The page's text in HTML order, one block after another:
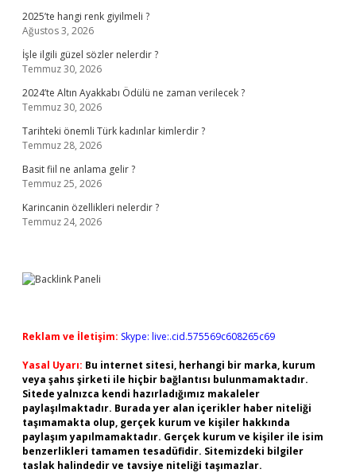
2025’te hangi renk giyilmeli ?
Ağustos 3, 2026
İşle ilgili güzel sözler nelerdir ?
Temmuz 30, 2026
2024’te Altın Ayakkabı Ödülü ne zaman verilecek ?
Temmuz 30, 2026
Tarihteki önemli Türk kadınlar kimlerdir ?
Temmuz 28, 2026
Basit fiil ne anlama gelir ?
Temmuz 25, 2026
Karincanin özellikleri nelerdir ?
Temmuz 24, 2026
Reklam ve İletişim: Skype: live:.cid.575569c608265c69
Yasal Uyarı: Bu internet sitesi, herhangi bir marka, kurum
veya şahıs şirketi ile hiçbir bağlantısı bulunmamaktadır.
Sitede yalnızca kendi hazırladığımız makaleler
paylaşılmaktadır. Burada yer alan içerikler haber niteliği
taşımamakta olup, gerçek kurum ve kişiler hakkında
paylaşım yapılmamaktadır. Gerçek kurum ve kişiler ile isim
benzerlikleri tamamen tesadüfidir. Sitemizdeki bilgiler
taslak halindedir ve tavsiye niteliği taşımazlar.